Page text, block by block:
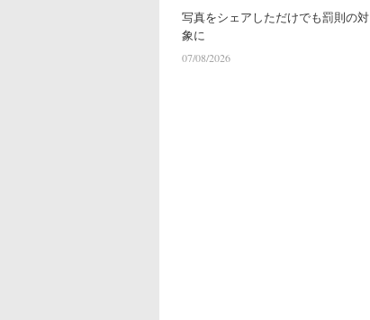
写真をシェアしただけでも罰則の対
象に
07/08/2026